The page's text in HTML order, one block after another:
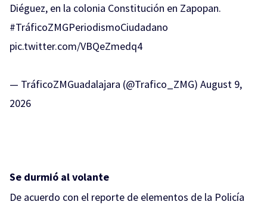
Diéguez, en la colonia Constitución en Zapopan.
#TráficoZMGPeriodismoCiudadano
pic.twitter.com/VBQeZmedq4
— TráficoZMGuadalajara (@Trafico_ZMG) August 9,
2026
Se durmió al volante
De acuerdo con el reporte de elementos de la Policía